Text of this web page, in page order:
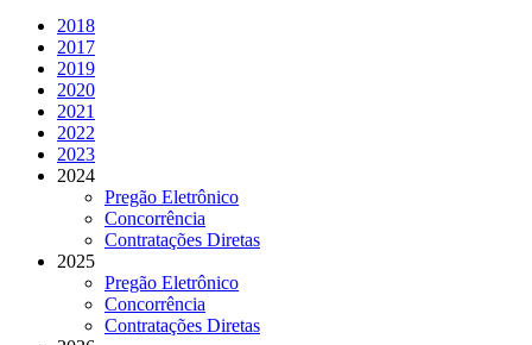
2018
2017
2019
2020
2021
2022
2023
2024
Pregão Eletrônico
Concorrência
Contratações Diretas
2025
Pregão Eletrônico
Concorrência
Contratações Diretas